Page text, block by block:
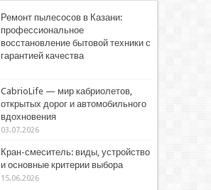
Ремонт пылесосов в Казани:
профессиональное
восстановление бытовой техники с
гарантией качества
CabrioLife — мир кабриолетов,
открытых дорог и автомобильного
вдохновения
03.07.2026
Кран-смеситель: виды, устройство
и основные критерии выбора
15.06.2026